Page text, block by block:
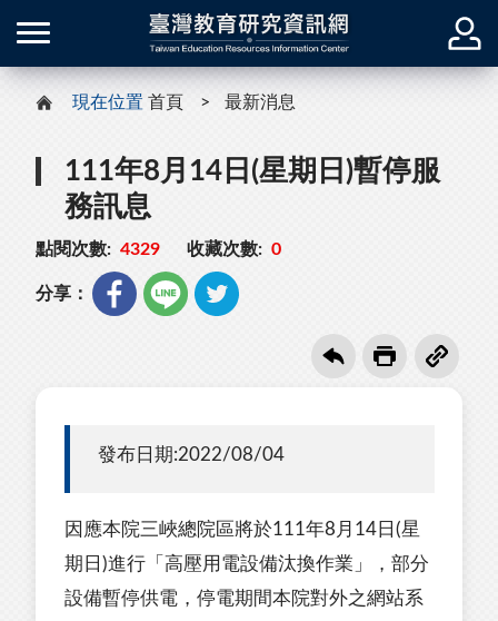
現在位置 首頁 最新消息
111年8月14日(星期日)暫停服
務訊息
點閱次數: 4329 收藏次數: 0
分享：
發布日期:2022/08/04
因應本院三峽總院區將於111年8月14日(星
期日)進行「高壓用電設備汰換作業」，部分
設備暫停供電，停電期間本院對外之網站系